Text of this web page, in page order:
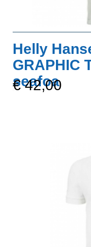
Helly
GRAPHIC
seafoa
€ 42,00